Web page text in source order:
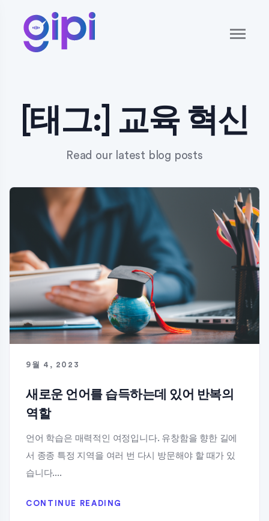
[태그:] 교육 혁신
Read our latest blog posts
9월 4, 2023
새로운 언어를 습득하는데 있어 반복의
역할
언어 학습은 매력적인 여정입니다. 유창함을 향한 길에
서 종종 특정 지역을 여러 번 다시 방문해야 할 때가 있
습니다....
CONTINUE READING